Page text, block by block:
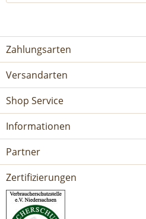
Zahlungsarten
Versandarten
Shop Service
Informationen
Partner
Zertifizierungen